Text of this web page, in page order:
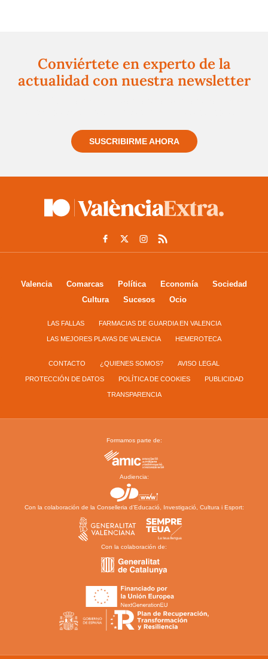
Conviértete en experto de la
actualidad con nuestra newsletter
SUSCRIBIRME AHORA
Valencia Comarcas Política Economía
Sociedad
Cultura
Sucesos Ocio
LAS FALLAS FARMACIAS DE GUARDIA EN VALENCIA
LAS MEJORES PLAYAS DE VALENCIA HEMEROTECA
CONTACTO ¿QUIENES SOMOS? AVISO LEGAL
PROTECCIÓN DE DATOS POLÍTICA DE COOKIES PUBLICIDAD
TRANSPARENCIA
Formamos parte de:
Audiencia:
Con la colaboración de la Conselleria d’Educació, Investigació, Cultura i Esport:
Con la colaboración de: